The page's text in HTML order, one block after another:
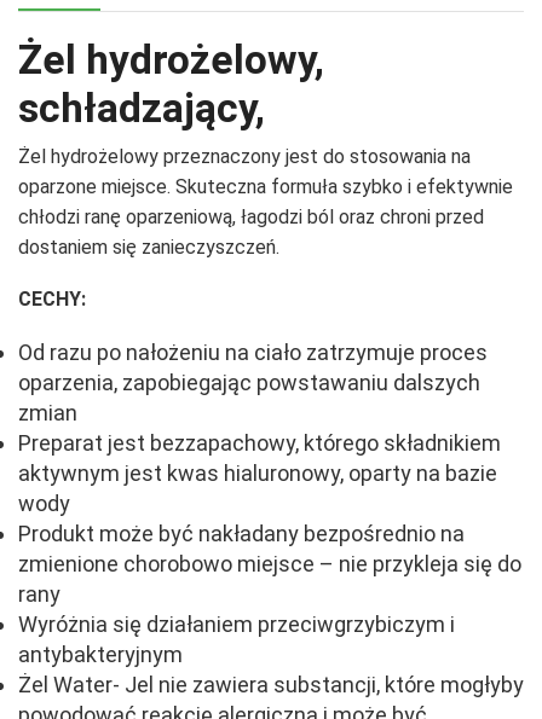
Żel hydrożelowy,
schładzający,
Żel hydrożelowy przeznaczony jest do stosowania na
oparzone miejsce. Skuteczna formuła szybko i efektywnie
chłodzi ranę oparzeniową, łagodzi ból oraz chroni przed
dostaniem się zanieczyszczeń.
CECHY:
Od razu po nałożeniu na ciało zatrzymuje proces
oparzenia, zapobiegając powstawaniu dalszych
zmian
Preparat jest bezzapachowy, którego składnikiem
aktywnym jest kwas hialuronowy, oparty na bazie
wody
Produkt może być nakładany bezpośrednio na
zmienione chorobowo miejsce – nie przykleja się do
rany
Wyróżnia się działaniem przeciwgrzybiczym i
antybakteryjnym
Żel Water- Jel nie zawiera substancji, które mogłyby